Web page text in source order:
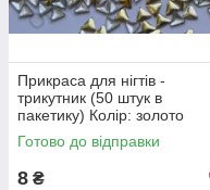
Прикраса для нігтів -
трикутник (50 штук в
пакетику) Колір: золото
Готово до відправки
8 ₴